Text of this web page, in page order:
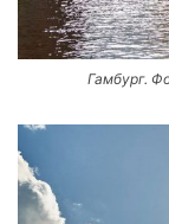
Гамбург.